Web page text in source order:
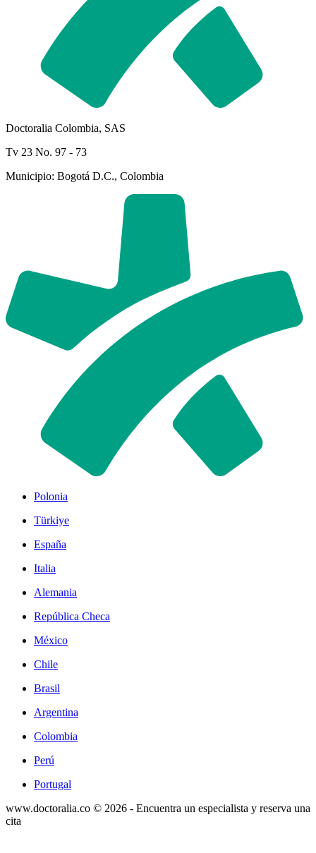
Doctoralia Colombia, SAS
Tv 23 No. 97 - 73
Municipio: Bogotá D.C., Colombia
Polonia
Türkiye
España
Italia
Alemania
República Checa
México
Chile
Brasil
Argentina
Colombia
Perú
Portugal
www.doctoralia.co © 2026 - Encuentra un especialista y reserva una
cita